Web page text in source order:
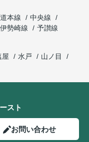
本線
中央線
勢崎線
予讃線
屋 水戸
山ノ目
スト
お問い合わせ